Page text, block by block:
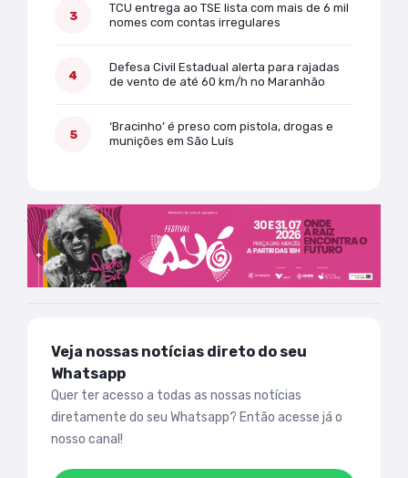
TCU entrega ao TSE lista com mais de 6 mil
nomes com contas irregulares
Defesa Civil Estadual alerta para rajadas
de vento de até 60 km/h no Maranhão
‘Bracinho’ é preso com pistola, drogas e
munições em São Luís
Veja nossas notícias direto do seu
Whatsapp
Quer ter acesso a todas as nossas notícias
diretamente do seu Whatsapp? Então acesse já o
nosso canal!